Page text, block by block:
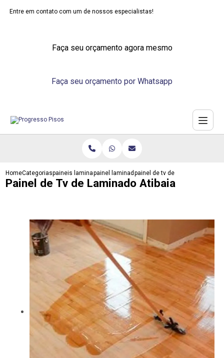
Entre em contato com um de nossos especialistas!
Faça seu orçamento agora mesmo
Faça seu orçamento por Whatsapp
HomeCategoriaspaineis laminadospainel laminado madeirapainel de tv de laminado atibaia
Painel de Tv de Laminado Atibaia